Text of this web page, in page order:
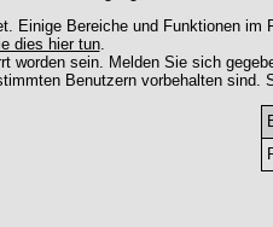
Einige Bereiche und Funktionen
dies hier tun.
worden sein. Melden Sie sich
Benutzern vorbehalten